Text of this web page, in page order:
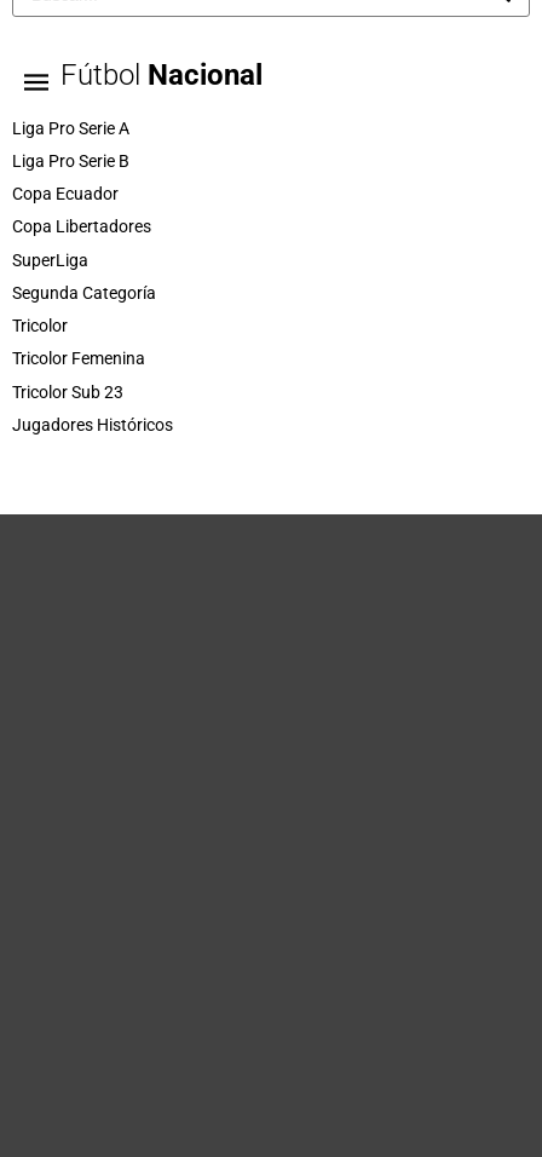
Fútbol Nacional
Liga Pro Serie A
Liga Pro Serie B
Copa Ecuador
Copa Libertadores
SuperLiga
Segunda Categoría
Tricolor
Tricolor Femenina
Tricolor Sub 23
Jugadores Históricos